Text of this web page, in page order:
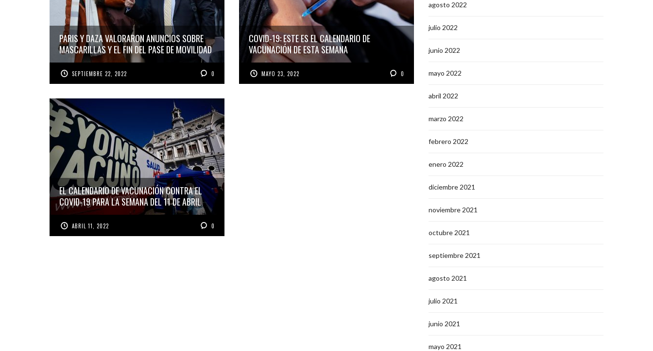
PARIS Y DAZA VALORARON ANUNCIOS SOBRE
MASCARILLAS Y EL FIN DEL PASE DE MOVILIDAD
SEPTIEMBRE 22, 2022 0
COVID-19: ESTE ES EL CALENDARIO DE
VACUNACIÓN DE ESTA SEMANA
MAYO 23, 2022 0
EL CALENDARIO DE VACUNACIÓN CONTRA EL
COVID-19 PARA LA SEMANA DEL 11 DE ABRIL
ABRIL 11, 2022 0
agosto 2022
julio 2022
junio 2022
mayo 2022
abril 2022
marzo 2022
febrero 2022
enero 2022
diciembre 2021
noviembre 2021
octubre 2021
septiembre 2021
agosto 2021
julio 2021
junio 2021
mayo 2021